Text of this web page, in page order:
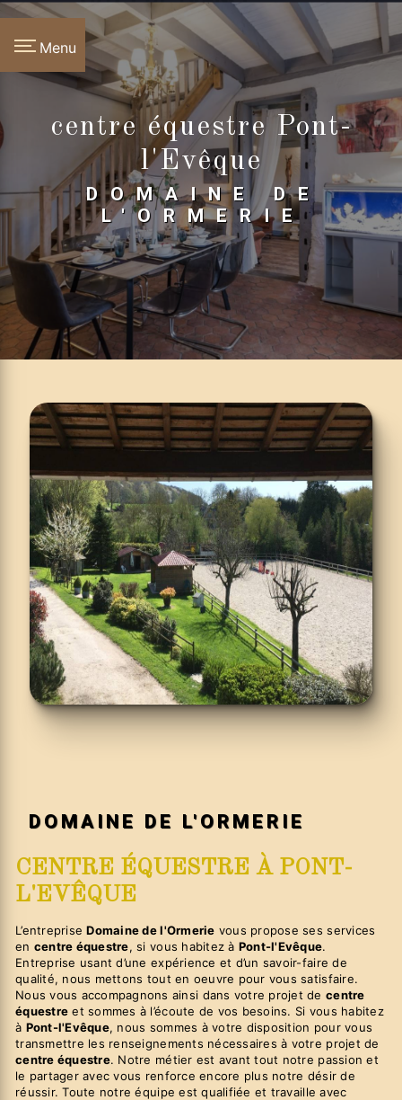
Menu
centre équestre Pont-
l'Evêque
DOMAINE DE
L'ORMERIE
DOMAINE DE L'ORMERIE
CENTRE ÉQUESTRE À PONT-
L'EVÊQUE
L’entrepriseDomaine de l'Ormerie vous propose ses services
en centre équestre, si vous habitez à Pont-l'Evêque.
Entreprise usant d’une expérience et d’un savoir-faire de
qualité, nous mettons tout en oeuvre pour vous satisfaire.
Nous vous accompagnons ainsi dans votre projet decentre
équestre et sommes à l’écoute de vos besoins. Si vous habitez
à Pont-l'Evêque, nous sommes à votre disposition pour vous
transmettre les renseignements nécessaires à votre projet de
centre équestre. Notre métier est avant tout notre passion et
le partager avec vous renforce encore plus notre désir de
réussir. Toute notre équipe est qualifiée et travaille avec
Panneau de gestion des cookies